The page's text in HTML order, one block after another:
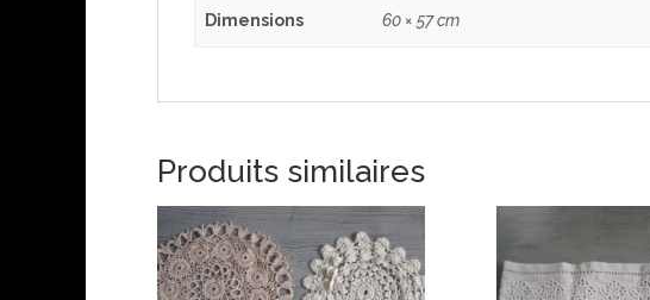
Dimensions 60 × 57 cm
Produits similaires